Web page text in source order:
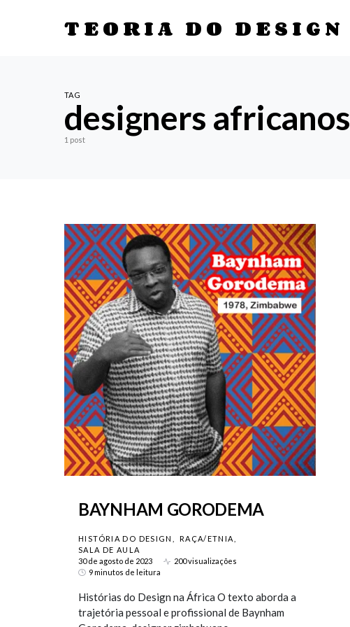
TEORIA DO DESIGN
TAG
designers africanos
1 post
BAYNHAM GORODEMA
HISTÓRIA DO DESIGN
RAÇA/ETNIA
SALA DE AULA
30 de agosto de 2023
200 visualizações
9 minutos de leitura
Histórias do Design na África O texto aborda a
trajetória pessoal e profissional de Baynham